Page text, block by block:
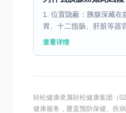
1. 位置隐蔽：胰腺深藏在
胃、十二指肠、肝脏等器
（如B超）容易漏诊。 2.
查看详情
轻松健康隶属轻松健康集团（
健康服务，覆盖预防保健、疾